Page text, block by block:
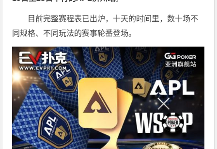
目前完整赛程表已出炉，十天的时间里，数十场不
同规格、不同玩法的赛事轮番登场。